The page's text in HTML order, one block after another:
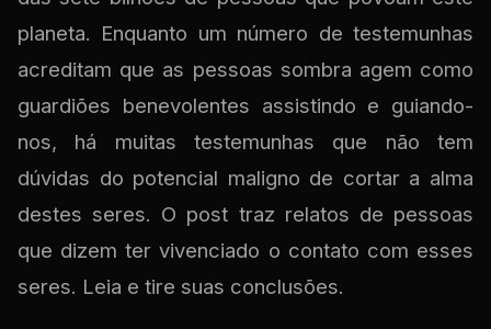
planeta. Enquanto um número de testemunhas
acreditam que as pessoas sombra agem como
guardiões benevolentes assistindo e guiando-
nos, há muitas testemunhas que não tem
dúvidas do potencial maligno de cortar a alma
destes seres. O post traz relatos de pessoas
que dizem ter vivenciado o contato com esses
seres. Leia e tire suas conclusões.